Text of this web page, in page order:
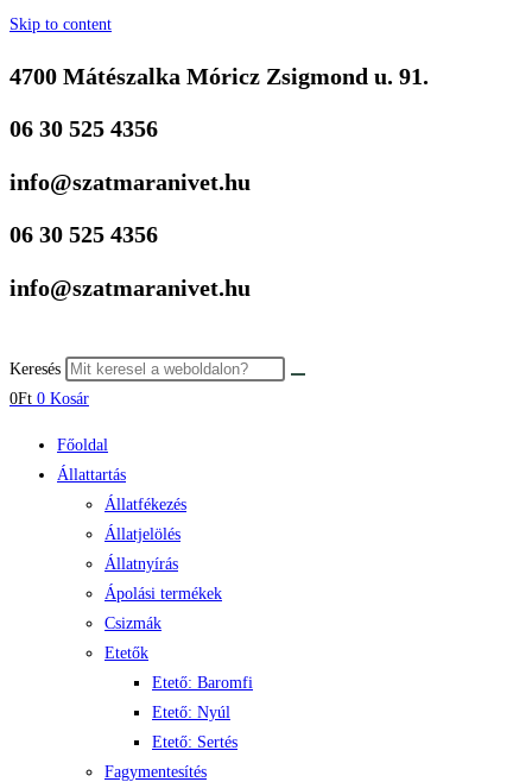
Skip to content
4700 Mátészalka Móricz Zsigmond u. 91.
06 30 525 4356
info@szatmaranivet.hu
06 30 525 4356
info@szatmaranivet.hu
Keresés
0Ft 0 Kosár
Főoldal
Állattartás
Állatfékezés
Állatjelölés
Állatnyírás
Ápolási termékek
Csizmák
Etetők
Etető: Baromfi
Etető: Nyúl
Etető: Sertés
Fagymentesítés